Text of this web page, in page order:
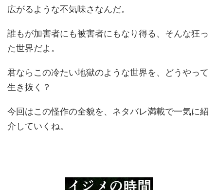
広がるような不気味さなんだ。
誰もが加害者にも被害者にもなり得る、そんな狂っ
た世界だよ。
君ならこの冷たい地獄のような世界を、どうやって
生き抜く？
今回はこの怪作の全貌を、ネタバレ満載で一気に紹
介していくね。